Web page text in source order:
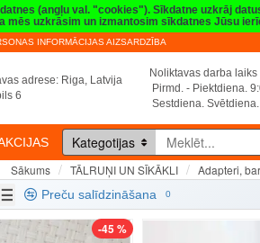
(angļu val. "cookies"). Sīkdatne uzkrāj
mēs uzkrāsim un izmantosim sīkdatnes Jūsu
INFORMĀCIJAS AIZSARDZĪBA
adrese: Riga, Latvija
6
Noliktavas darba laiks
Pirmd. - Piektdiena.
Sestdiena.
Kategotijas
Sākums TĀLRUŅI UN SĪKĀKLI Adapteri,
Preču salīdzināšana 0
-45 %